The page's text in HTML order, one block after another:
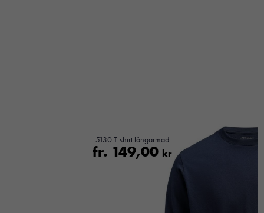
5130 T-shirt långärmad
fr. 149,00 kr